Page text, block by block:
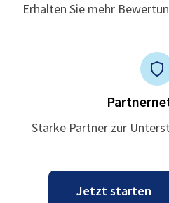
Erhalten Sie mehr
Starke Partner zur